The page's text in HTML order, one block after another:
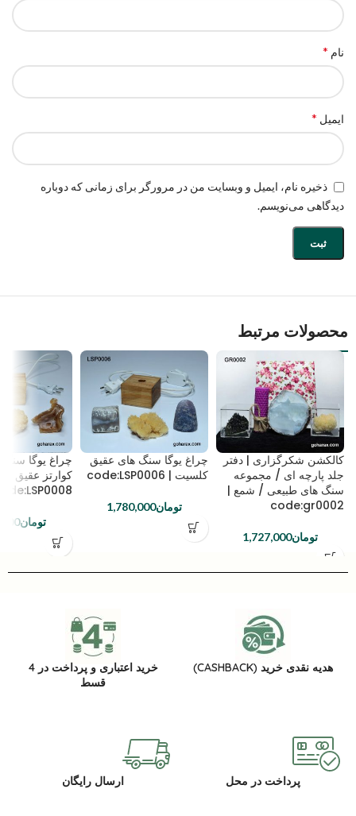
نام *
ایمیل *
ذخیره نام، ایمیل و وبسایت من در مرورگر برای زمانی که دوباره
دیدگاهی می‌نویسم.
محصولات مرتبط
کالکشن شکرگزاری | دفتر
جلد پارچه ای / مجموعه
سنگ های طبیعی / شمع |
code:gr0002
تومان1,727,000
چراغ یوگا سنگ های عقیق
کلسیت | code:LSP0006
تومان1,780,000
چراغ یوگا
کوارتز عقیق
تومان
هدیه نقدی خرید (CASHBACK)
خرید اعتباری و پرداخت در 4
قسط
پرداخت در محل ارسال رایگان